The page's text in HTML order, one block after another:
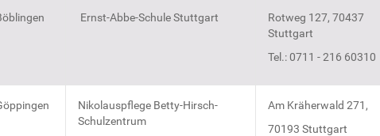
Ernst-Abbe-Schule Stuttgart
Rotweg 127, 70437
Stuttgart
Tel.: 0711 - 216 60310
Nikolauspflege Betty-Hirsch-
Schulzentrum
Am Kräherwald 271,
70193 Stuttgart